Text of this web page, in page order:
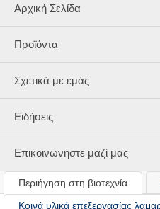
Αρχική Σελίδα
Προϊόντα
Σχετικά με εμάς
Ειδήσεις
Επικοινωνήστε μαζί μας
Περιήγηση στη βιοτεχνία
Κοινά υλικά επεξεργασίας